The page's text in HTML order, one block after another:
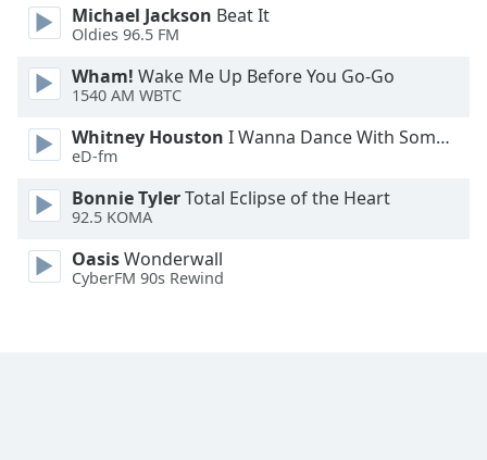
Close
Modal
End
dialog
window.
Michael Jackson Beat It
Oldies 96.5 FM
Wham! Wake Me Up Before You Go-Go
1540 AM WBTC
Whitney Houston I Wanna Dance With Somebody
eD-fm
Bonnie TylerTotal Eclipse of the Heart
92.5 KOMA
OasisWonderwall
CyberFM 90s Rewind